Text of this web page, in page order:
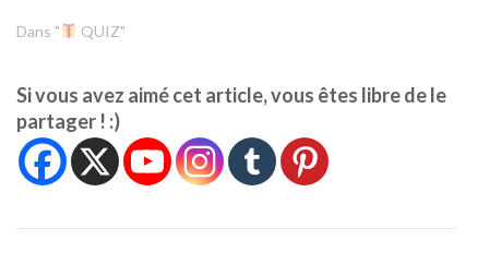
Dans " QUIZ"
Si vous avez aimé cet article, vous êtes libre de le
partager ! :)